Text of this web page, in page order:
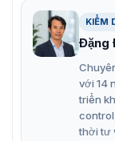
M-AC3(OS)
Thiết kế bền
Hộp nối DS-
gỉ và có lớp
các tác nhân
hóa chất. Màu
KIỂM
Đặng
với 14
triển
thời tư